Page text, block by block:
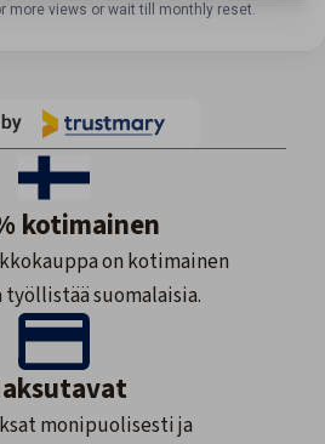
more views or wait till monthly reset.
kotimainen
on kotimainen
suomalaisia.
monipuolisesti ja